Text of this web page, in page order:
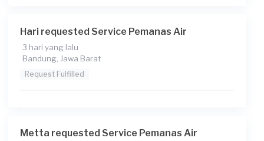
Hari requested Service Pemanas Air
3 hari yang lalu
Bandung, Jawa Barat
Request Fulfilled
Metta requested Service Pemanas Air